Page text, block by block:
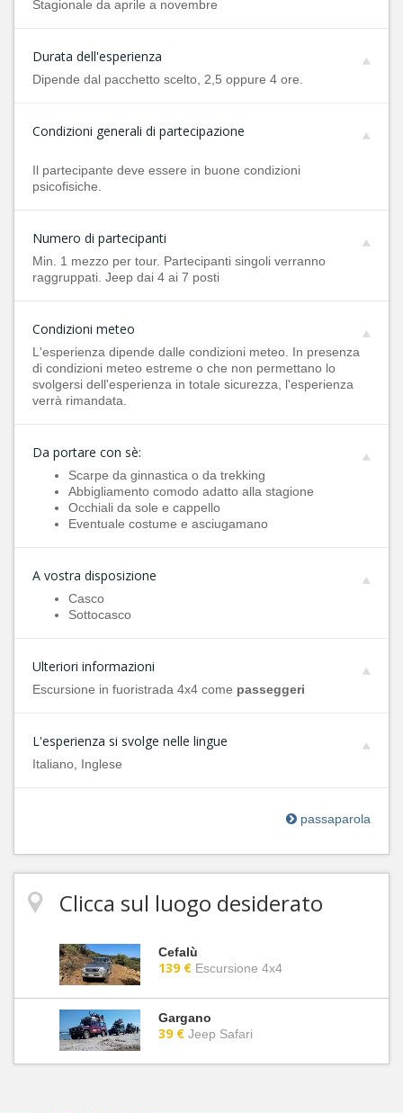
Stagionale da aprile a novembre
Durata dell'esperienza
Dipende dal pacchetto scelto, 2,5 oppure 4 ore.
Condizioni generali di partecipazione
Il partecipante deve essere in buone condizioni
psicofisiche.
Numero di partecipanti
Min. 1 mezzo per tour. Partecipanti singoli verranno
raggruppati. Jeep dai 4 ai 7 posti
Condizioni meteo
L'esperienza dipende dalle condizioni meteo. In presenza
di condizioni meteo estreme o che non permettano lo
svolgersi dell'esperienza in totale sicurezza, l'esperienza
verrà rimandata.
Da portare con sè:
Scarpe da ginnastica o da trekking
Abbigliamento comodo adatto alla stagione
Occhiali da sole e cappello
Eventuale costume e asciugamano
A vostra disposizione
Casco
Sottocasco
Ulteriori informazioni
Escursione in fuoristrada 4x4 come passeggeri
L'esperienza si svolge nelle lingue
Italiano, Inglese
passaparola
Clicca sul luogo desiderato
Cefalù
139 € Escursione 4x4
Gargano
39 € Jeep Safari